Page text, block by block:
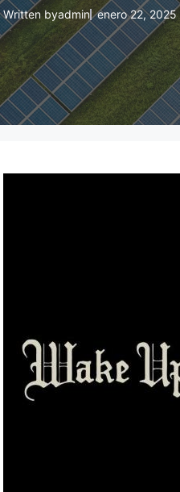
Written byadmin enero 22, 2025